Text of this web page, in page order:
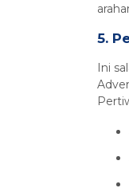
5.
Ini